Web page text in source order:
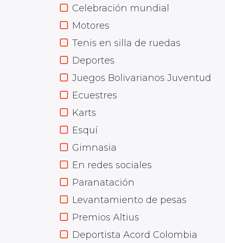
Celebración mundial
Motores
Tenis en silla de ruedas
Deportes
Juegos Bolivarianos Juventud
Ecuestres
Karts
Esquí
Gimnasia
En redes sociales
Paranatación
Levantamiento de pesas
Premios Altius
Deportista Acord Colombia